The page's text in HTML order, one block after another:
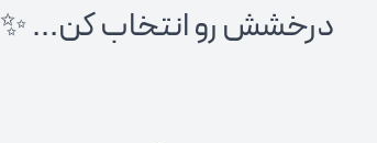
درخشش رو انتخاب کن... ✨